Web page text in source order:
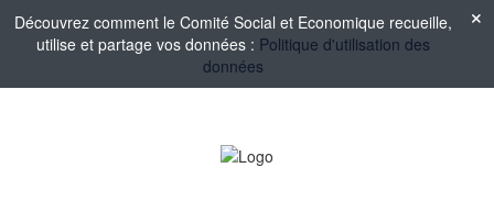
Découvrez comment le Comité Social et Economique recueille,
utilise et partage vos données : Politique d'utilisation des
données